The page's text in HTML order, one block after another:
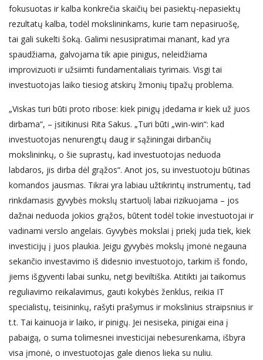
fokusuotas ir kalba konkrečia skaičių bei pasiektų-nepasiektų
rezultatų kalba, todėl mokslininkams, kurie tam nepasiruošę,
tai gali sukelti šoką. Galimi nesusipratimai manant, kad yra
spaudžiama, galvojama tik apie pinigus, neleidžiama
improvizuoti ir užsiimti fundamentaliais tyrimais. Visgi tai
investuotojas laiko tiesiog atskirų žmonių tipažų problema.
„Viskas turi būti proto ribose: kiek pinigų įdedama ir kiek už juos
dirbama“, – įsitikinusi Rita Sakus. „Turi būti „win-win“: kad
investuotojas nenurengtų daug ir sąžiningai dirbančių
mokslininkų, o šie suprastų, kad investuotojas neduoda
labdaros, jis dirba dėl grąžos“. Anot jos, su investuotoju būtinas
komandos jausmas. Tikrai yra labiau užtikrintų instrumentų, tad
rinkdamasis gyvybės mokslų startuolį labai rizikuojama – jos
dažnai neduoda jokios grąžos, būtent todėl tokie investuotojai ir
vadinami verslo angelais. Gyvybės mokslai į priekį juda tiek, kiek
investicijų į juos plaukia. Jeigu gyvybės mokslų įmonė negauna
sekančio investavimo iš didesnio investuotojo, tarkim iš fondo,
jiems išgyventi labai sunku, netgi beviltiška. Atitikti jai taikomus
reguliavimo reikalavimus, gauti kokybės ženklus, reikia IT
specialistų, teisininkų, rašyti prašymus ir mokslinius straipsnius ir
t.t. Tai kainuoja ir laiko, ir pinigų. Jei nesiseka, pinigai eina į
pabaigą, o suma tolimesnei investicijai nebesurenkama, išbyra
visa įmonė, o investuotojas gale dienos lieka su nuliu.